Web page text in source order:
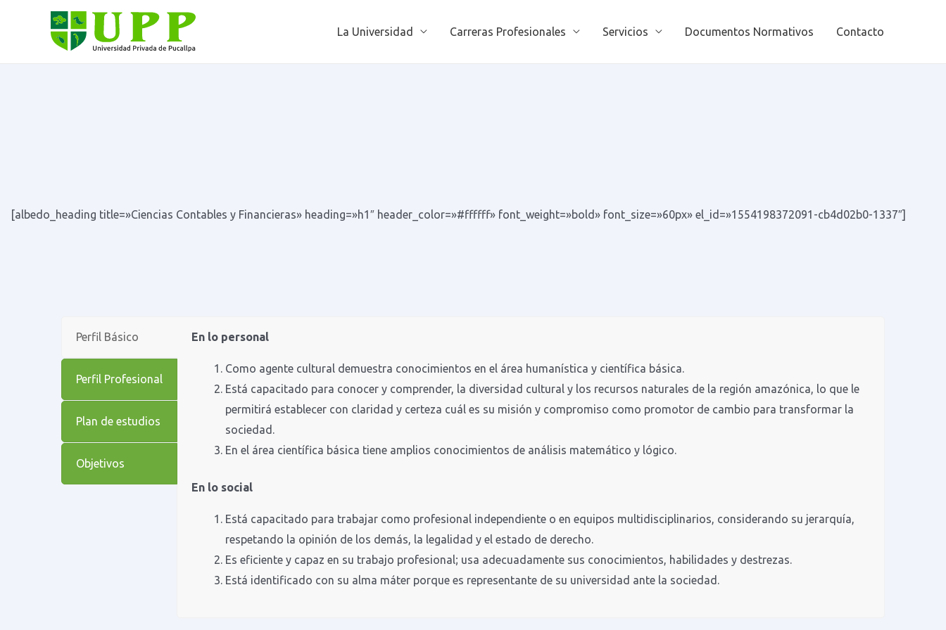
La Universidad Carreras Profesionales Servicios Documentos Normativos Contacto
[albedo_heading title=»Ciencias Contables y Financieras» heading=»h1″ header_color=»#ffffff» font_weight=»bold» font_size=»60px» el_id=»1554198372091-cb4d02b0-1337″]
Perfil Básico
Perfil Profesional
Plan de estudios
Objetivos
En lo personal
Como agente cultural demuestra conocimientos en el área humanística y científica básica.
Está capacitado para conocer y comprender, la diversidad cultural y los recursos naturales de la región amazónica, lo que le
permitirá establecer con claridad y certeza cuál es su misión y compromiso como promotor de cambio para transformar la
sociedad.
En el área científica básica tiene amplios conocimientos de análisis matemático y lógico.
En lo social
Está capacitado para trabajar como profesional independiente o en equipos multidisciplinarios, considerando su jerarquía,
respetando la opinión de los demás, la legalidad y el estado de derecho.
Es eficiente y capaz en su trabajo profesional; usa adecuadamente sus conocimientos, habilidades y destrezas.
Está identificado con su alma máter porque es representante de su universidad ante la sociedad.